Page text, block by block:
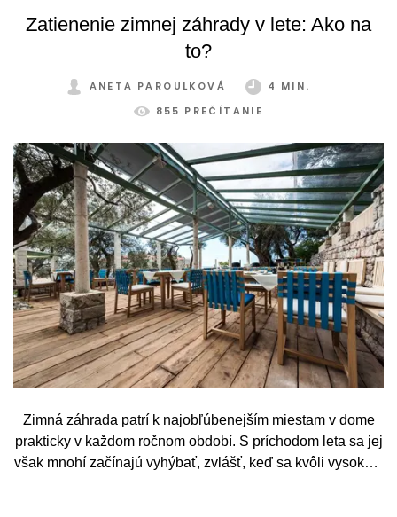
Zatienenie zimnej záhrady v lete: Ako na
to?
ANETA PAROULKOVÁ
4 MIN.
855 PREČÍTANIE
Zimná záhrada patrí k najobľúbenejším miestam v dome
prakticky v každom ročnom období. S príchodom leta sa jej
však mnohí začínajú vyhýbať, zvlášť, keď sa kvôli vysokým